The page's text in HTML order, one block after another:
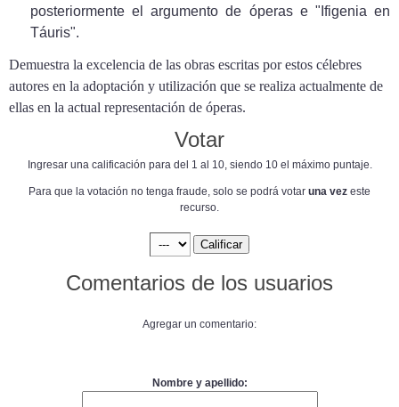
posteriormente el argumento de óperas e "Ifigenia en
Táuris".
Demuestra la excelencia de las obras escritas por estos célebres
autores en la adoptación y utilización que se realiza actualmente de
ellas en la actual representación de óperas.
Votar
Ingresar una calificación para del 1 al 10, siendo 10 el máximo puntaje.
Para que la votación no tenga fraude, solo se podrá votar una vez este
recurso.
Comentarios de los usuarios
Agregar un comentario:
Nombre y apellido: